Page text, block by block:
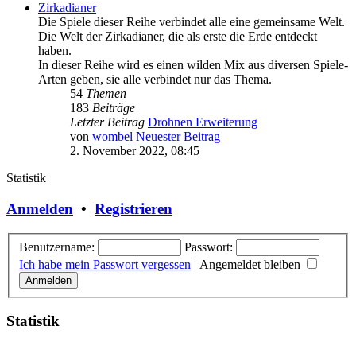
Zirkadianer
Die Spiele dieser Reihe verbindet alle eine gemeinsame Welt.
Die Welt der Zirkadianer, die als erste die Erde entdeckt
haben.
In dieser Reihe wird es einen wilden Mix aus diversen Spiele-
Arten geben, sie alle verbindet nur das Thema.
54 Themen
183 Beiträge
Letzter Beitrag Drohnen Erweiterung
von wombel Neuester Beitrag
2. November 2022, 08:45
Statistik
Anmelden • Registrieren
Benutzername:
Passwort:
Ich habe mein Passwort vergessen | Angemeldet bleiben
Statistik